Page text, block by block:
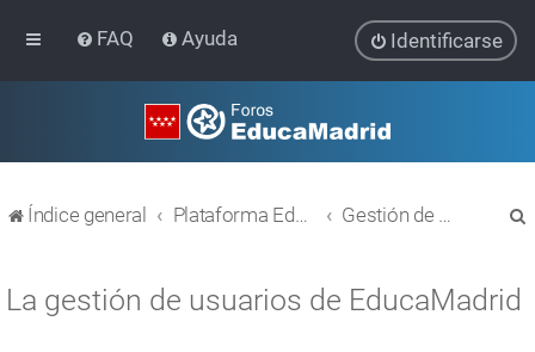
FAQ Ayuda Identificarse
Índice general Plataforma Educativa EducaMadrid Gestión de usuarios
La gestión de usuarios de EducaMadrid